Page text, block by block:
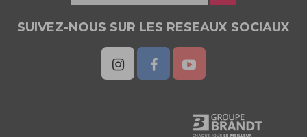
SUIVEZ-NOUS SUR LES RESEAUX SOCIAUX